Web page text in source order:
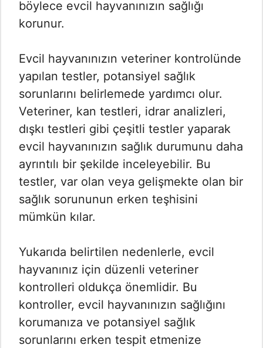
böylece evcil hayvanınızın sağlığı
korunur.
Evcil hayvanınızın veteriner kontrolünde
yapılan testler, potansiyel sağlık
sorunlarını belirlemede yardımcı olur.
Veteriner, kan testleri, idrar analizleri,
dışkı testleri gibi çeşitli testler yaparak
evcil hayvanınızın sağlık durumunu daha
ayrıntılı bir şekilde inceleyebilir. Bu
testler, var olan veya gelişmekte olan bir
sağlık sorununun erken teşhisini
mümkün kılar.
Yukarıda belirtilen nedenlerle, evcil
hayvanınız için düzenli veteriner
kontrolleri oldukça önemlidir. Bu
kontroller, evcil hayvanınızın sağlığını
korumanıza ve potansiyel sağlık
sorunlarını erken tespit etmenize